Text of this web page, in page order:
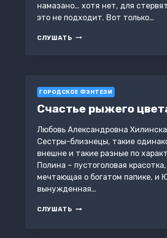
намазано… хотя нет, для
это не подходит. Вот только…
СЛУШАТЬ БОЯРСКИЙ
ГОРОДСКОЕ ФЭНТЕЗИ
Счастье рыжего
Любовь Александровна
Сестры-близнецы, такие
внешне и такие разные по
Полина – пустоголовая красотка,
мечтающая о богатом папике, и
вынужденная…
СЛУШАТЬ СЧАСТЬЕ